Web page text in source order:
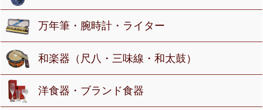
万年筆・腕時計・ライター
和楽器（尺八・三味線・和太鼓）
洋食器・ブランド食器